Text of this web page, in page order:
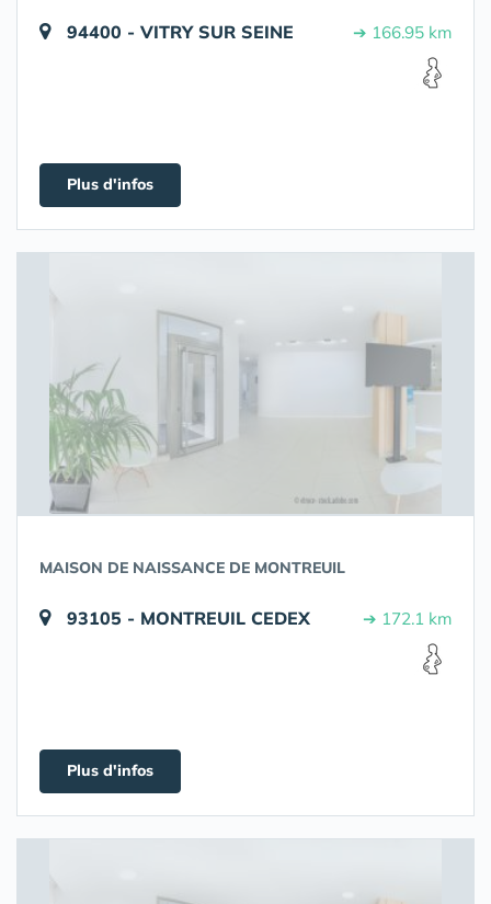
94400 - VITRY SUR SEINE ➔ 166.95 km
Plus d'infos
MAISON DE NAISSANCE DE MONTREUIL
93105 - MONTREUIL CEDEX ➔ 172.1 km
Plus d'infos